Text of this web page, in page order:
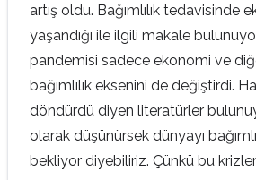
artış oldu. Bağımlılık tedavisinde
yaşandığı ile ilgili makale
pandemisi sadece ekonomi ve
bağımlılık eksenini de değiştirdi.
döndürdü diyen literatürler
olarak düşünürsek dünyayı
bekliyor diyebiliriz. Çünkü bu